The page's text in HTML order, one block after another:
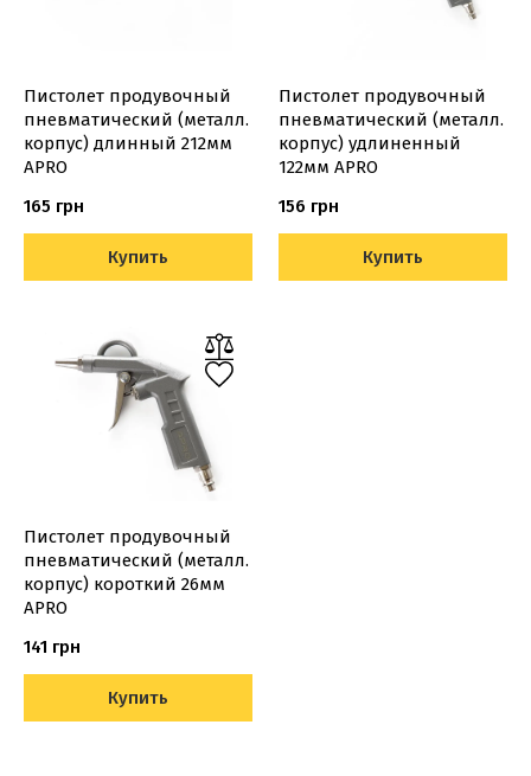
Пистолет продувочный
пневматический (металл.
корпус) длинный 212мм
APRO
165 грн
Купить
Пистолет продувочный
пневматический (металл.
корпус) удлиненный
122мм APRO
156 грн
Купить
Пистолет продувочный
пневматический (металл.
корпус) короткий 26мм
APRO
141 грн
Купить